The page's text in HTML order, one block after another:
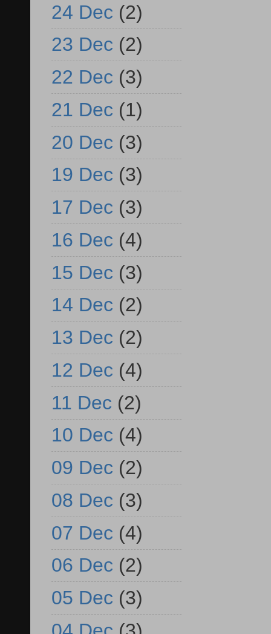
24 Dec (2)
23 Dec (2)
22 Dec (3)
21 Dec (1)
20 Dec (3)
19 Dec (3)
17 Dec (3)
16 Dec (4)
15 Dec (3)
14 Dec (2)
13 Dec (2)
12 Dec (4)
11 Dec (2)
10 Dec (4)
09 Dec (2)
08 Dec (3)
07 Dec (4)
06 Dec (2)
05 Dec (3)